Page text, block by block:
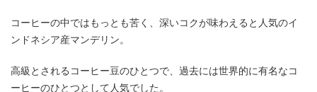
澤井珈琲
カフェインレス モカ
Amazon
35
カフェインレス マンデリン
4,500円 Amazon yahoo!
コーヒーの中ではもっとも苦く、深いコクが味わえると人気のイ
ンドネシア産マンデリン。
高級とされるコーヒー豆のひとつで、過去には世界的に有名なコ
ーヒーのひとつとして人気でした。